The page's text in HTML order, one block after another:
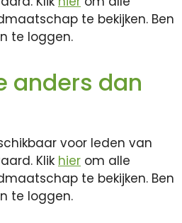
te bekijken. Ben
te loggen.
anders dan
voor leden van
Klik hier om alle
te bekijken. Ben
te loggen.